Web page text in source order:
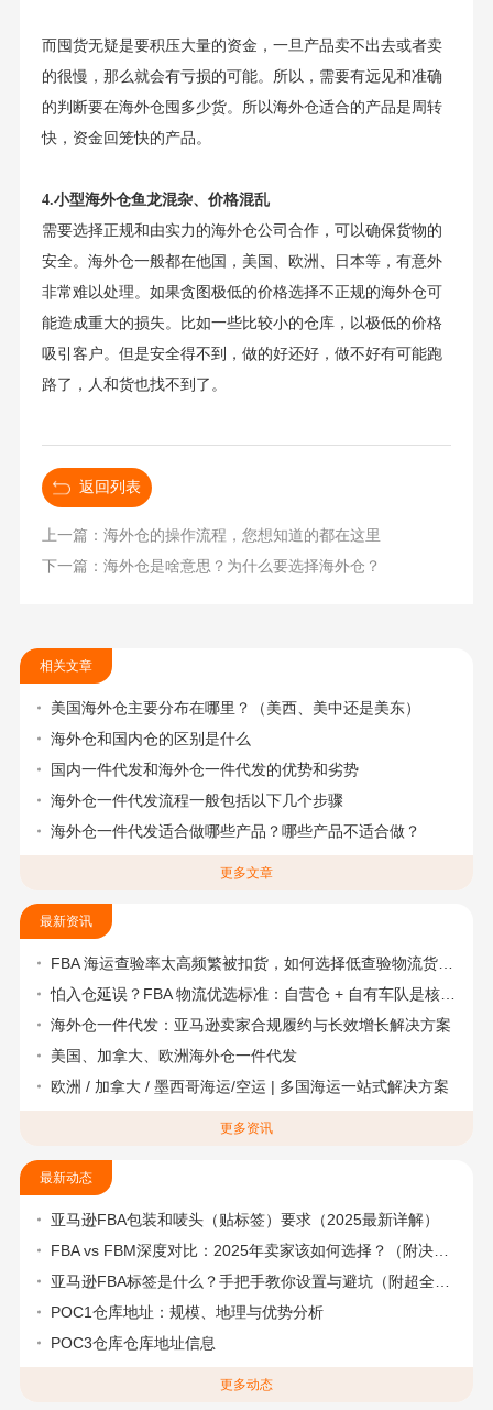
而囤货无疑是要积压大量的资金，一旦产品卖不出去或者卖
的很慢，那么就会有亏损的可能。所以，需要有远见和准确
的判断要在海外仓囤多少货。所以海外仓适合的产品是周转
快，资金回笼快的产品。
4.小型海外仓鱼龙混杂、价格混乱
需要选择正规和由实力的海外仓公司合作，可以确保货物的
安全。海外仓一般都在他国，美国、欧洲、日本等，有意外
非常难以处理。如果贪图极低的价格选择不正规的海外仓可
能造成重大的损失。比如一些比较小的仓库，以极低的价格
吸引客户。但是安全得不到，做的好还好，做不好有可能跑
路了，人和货也找不到了。
返回列表
上一篇：海外仓的操作流程，您想知道的都在这里
下一篇：海外仓是啥意思？为什么要选择海外仓？
相关文章
美国海外仓主要分布在哪里？（美西、美中还是美东）
海外仓和国内仓的区别是什么
国内一件代发和海外仓一件代发的优势和劣势
海外仓一件代发流程一般包括以下几个步骤
海外仓一件代发适合做哪些产品？哪些产品不适合做？
更多文章
最新资讯
FBA 海运查验率太高频繁被扣货，如何选择低查验物流货代？
怕入仓延误？FBA 物流优选标准：自营仓 + 自有车队是核心硬指标
海外仓一件代发：亚马逊卖家合规履约与长效增长解决方案
美国、加拿大、欧洲海外仓一件代发
欧洲 / 加拿大 / 墨西哥海运/空运 | 多国海运一站式解决方案
更多资讯
最新动态
亚马逊FBA包装和唛头（贴标签）要求（2025最新详解）
FBA vs FBM深度对比：2025年卖家该如何选择？（附决策流程图）
亚马逊FBA标签是什么？手把手教你设置与避坑（附超全指南）
POC1仓库地址：规模、地理与优势分析
POC3仓库仓库地址信息
更多动态